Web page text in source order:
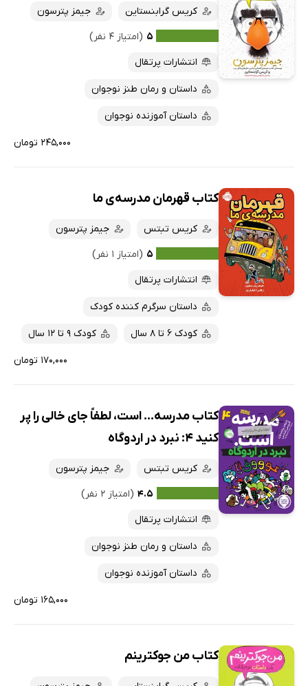
کریس گرابنستاین
جیمز پترسون
۵ (امتیاز ۴ نفر)
انتشارات پرتقال
داستان و رمان طنز نوجوان
داستان آموزنده نوجوان
۲۴۵,۰۰۰ تومان
کتاب قهرمان مدرسه‌ی ما
کریس تبتس
جیمز پترسون
۵ (امتیاز ۱ نفر)
انتشارات پرتقال
داستان سرگرم کننده کودک
کودک 6 تا 8 سال کودک 9 تا 12 سال
۱۷۰,۰۰۰ تومان
کتاب مدرسه... است، لطفاً جای خالی را پر
کنید 4: نبرد در اردوگاه
کریس تبتس
جیمز پترسون
۴.۵ (امتیاز ۲ نفر)
انتشارات پرتقال
داستان و رمان طنز نوجوان
داستان آموزنده نوجوان
۱۶۵,۰۰۰ تومان
کتاب من جوکترینم